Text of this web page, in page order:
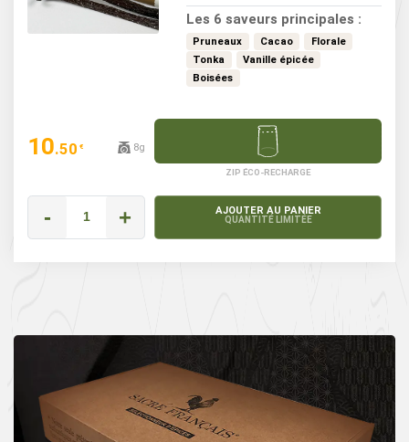
nuances proviennent du processus
de fermentation et de séchage qui
confèrent une profondeur
aromatique inégalée apportant une
exceptionnelle.
Les 6 saveurs principales :
Pruneaux Cacao
Florale
Tonka
Vanille épicée
Boisées
10.50 € 8g
ZIP ÉCO-RECHARGE
- + AJOUTER AU PANIER
QUANTITÉ LIMITÉE